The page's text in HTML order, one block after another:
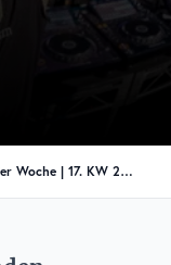
Die EDM-Releases der Woche | 17. KW 2025